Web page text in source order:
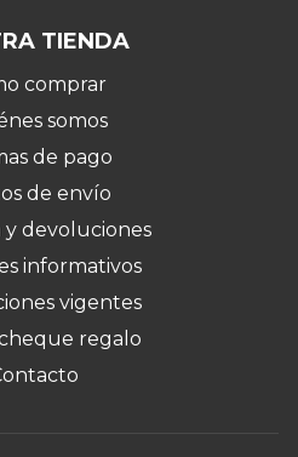
TIENDA
comprar
somos
de pago
de envío
y devoluciones
informativos
vigentes
regalo